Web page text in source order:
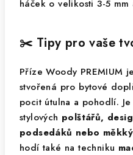
háček o velikosti 3-5
✂️ Tipy pro vaše
Příze Woody PREMIUM
stvořená pro bytové
pocit útulna a pohodlí.
stylových polštářů,
podsedáků nebo
hodí také na techniku